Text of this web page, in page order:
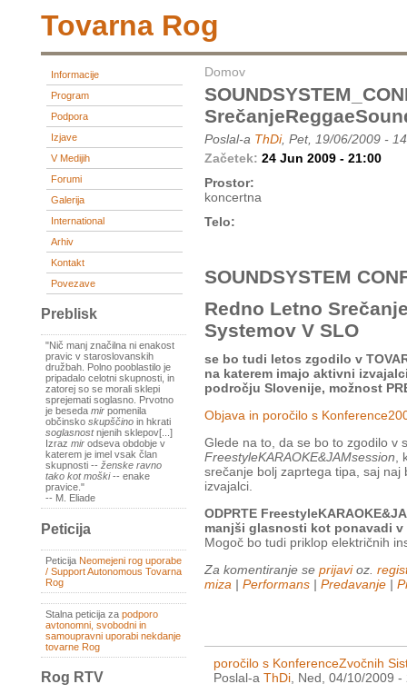
Tovarna Rog
Informacije
Program
Podpora
Izjave
V Medijih
Forumi
Galerija
International
Arhiv
Kontakt
Povezave
Preblisk
"Nič manj značilna ni enakost
pravic v staroslovanskih
družbah. Polno pooblastilo je
pripadalo celotni skupnosti, in
zatorej so se morali sklepi
sprejemati soglasno. Prvotno
je beseda mir pomenila
občinsko skupščino in hkrati
soglasnostnjenih sklepov[...]
Izraz mir odseva obdobje v
katerem je imel vsak član
skupnosti -- ženske ravno
tako kot moški-- enake
pravice."
-- M. Eliade
Peticija
Peticija Neomejeni rog uporabe
/ Support Autonomous Tovarna
Rog
Stalna peticija za podporo
avtonomni, svobodni in
samoupravni uporabi nekdanje
tovarne Rog
Rog RTV
Domov
Poslal-a ThDi, Pet, 19/06/2009 -
Začetek: 24 Jun 2009 - 21:00
Prostor:
koncertna
Telo:
SOUNDSYSTEM
Redno Letno
Systemov V SLO
se bo tudi letos zgodilo v
na katerem imajo aktivni
področju Slovenije, možnost
Objava in poročilo s
Glede na to, da se bo to zgodilo v
FreestyleKARAOKE&JAMsession
srečanje bolj zaprtega tipa, saj
izvajalci.
ODPRTE
manjši glasnosti kot ponavadi v
Mogoč bo tudi priklop električnih
Za komentiranje se prijavioz.
miza | Performans | Predavanje |
poročilo s KonferenceZvočnih
Poslal-a ThDi , Ned, 04/10/2009